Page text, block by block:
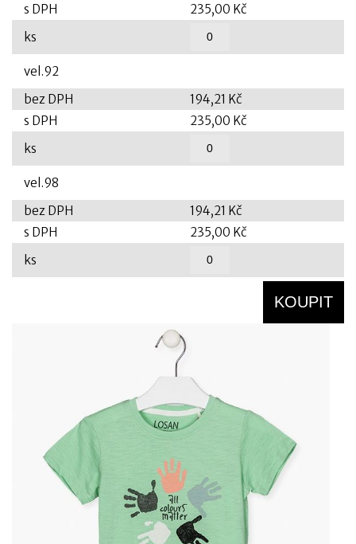
s DPH
235,00 Kč
ks
vel.92
bez DPH
194,21 Kč
s DPH
235,00 Kč
ks
vel.98
bez DPH
194,21 Kč
s DPH
235,00 Kč
ks